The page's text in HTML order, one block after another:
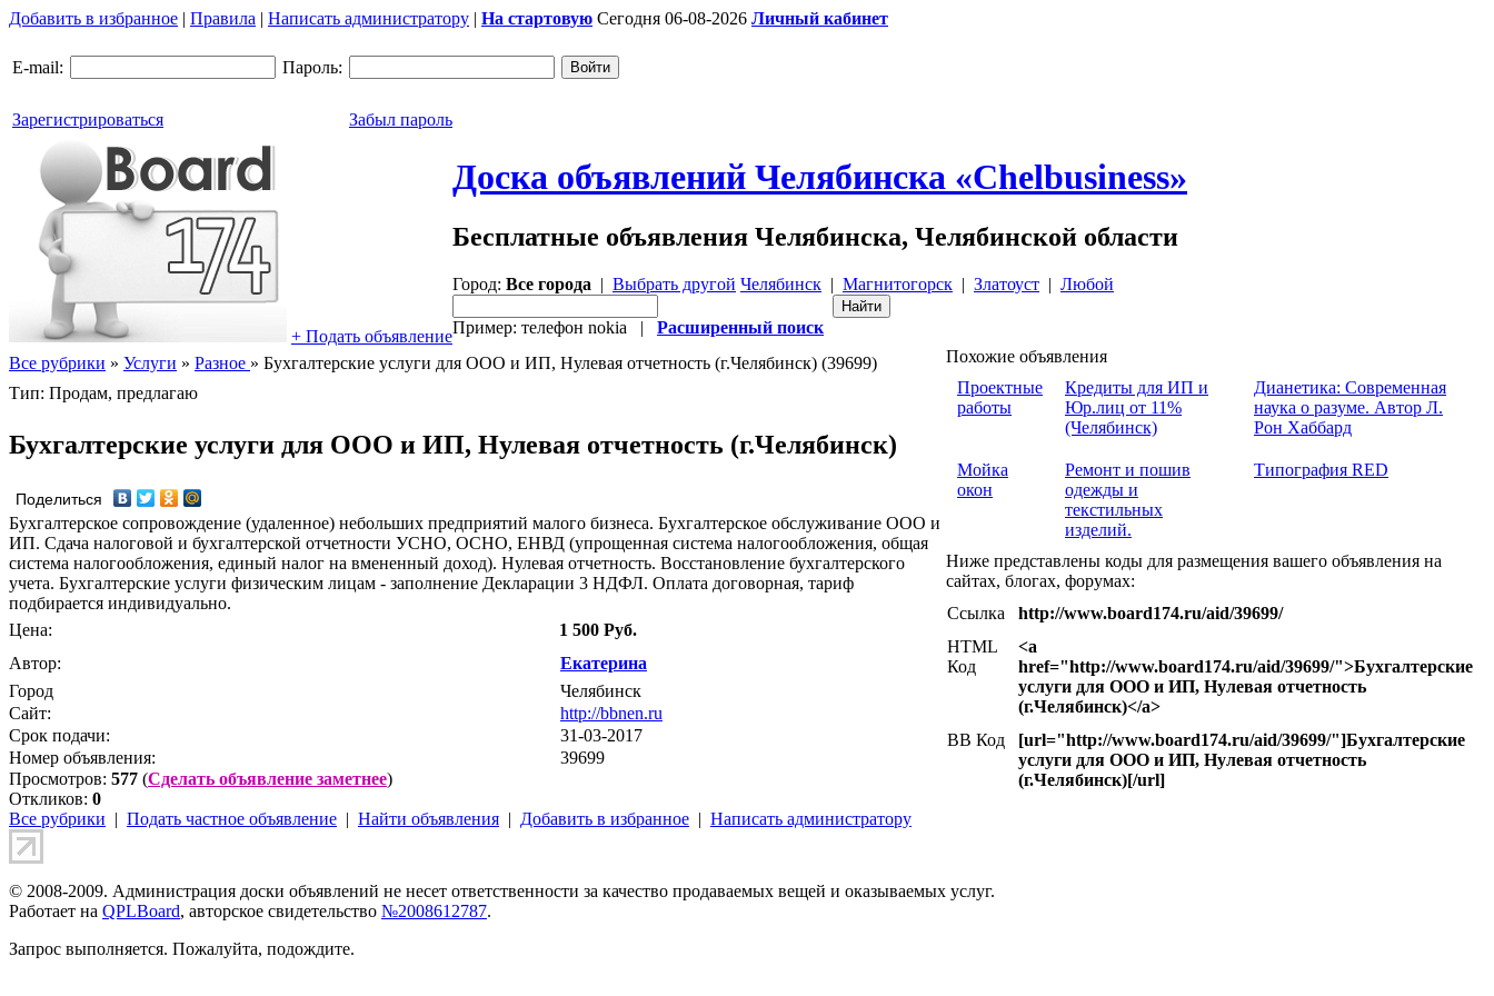
Добавить в избранное | Правила | Написать администратору | На стартовую Сегодня 06-08-2026 Личный кабинет
E-mail: Пароль:
Зарегистрироваться Забыл пароль
+ Подать объявление
Доска объявлений Челябинска «Chelbusiness»
Бесплатные объявления Челябинска, Челябинской области
Город: Все города | Выбрать другой Челябинск | Магнитогорск | Златоуст | Любой
Пример: телефон nokia | Расширенный поиск
Все рубрики » Услуги » Разное » Бухгалтерские услуги для ООО и ИП, Нулевая отчетность (г.Челябинск) (39699)
Тип: Продам, предлагаю
Бухгалтерские услуги для ООО и ИП, Нулевая отчетность (г.Челябинск)
Поделиться
Бухгалтерское сопровождение (удаленное) небольших предприятий малого бизнеса. Бухгалтерское обслуживание ООО и
ИП. Сдача налоговой и бухгалтерской отчетности УСНО, ОСНО, ЕНВД (упрощенная система налогообложения, общая
система налогообложения, единый налог на вмененный доход). Нулевая отчетность. Восстановление бухгалтерского
учета. Бухгалтерские услуги физическим лицам - заполнение Декларации 3 НДФЛ. Оплата договорная, тариф
подбирается индивидуально.
Цена:
1 500 Руб.
Автор:
Екатерина
Город
Челябинск
Сайт:
http://bbnen.ru
Срок подачи:
31-03-2017
Номер объявления:
39699
Просмотров: 577 (Сделать объявление заметнее)
Откликов: 0
Похожие объявления
Проектные
работы
Кредиты для ИП и
Юр.лиц от 11%
(Челябинск)
Дианетика: Современная
наука о разуме. Автор Л.
Рон Хаббард
Мойка
окон
Ремонт и пошив
одежды и
текстильных
изделий.
Типография RED
Ниже представлены коды для размещения вашего объявления на
сайтах, блогах, форумах:
Ссылка
http://www.board174.ru/aid/39699/
HTML
Код
<a
href="http://www.board174.ru/aid/39699/">Бухгалтерские
услуги для ООО и ИП, Нулевая отчетность
(г.Челябинск)</a>
BB Код
[url="http://www.board174.ru/aid/39699/"]Бухгалтерские
услуги для ООО и ИП, Нулевая отчетность
(г.Челябинск)[/url]
Все рубрики | Подать частное объявление | Найти объявления | Добавить в избранное | Написать администратору
© 2008-2009. Администрация доски объявлений не несет ответственности за качество продаваемых вещей и оказываемых услуг.
Работает на QPLBoard, авторское свидетельство №2008612787.
Запрос выполняется. Пожалуйта, подождите.